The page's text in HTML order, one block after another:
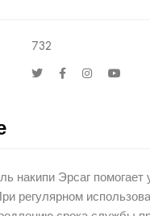
732
накипи Эрсаг помогает
регулярном